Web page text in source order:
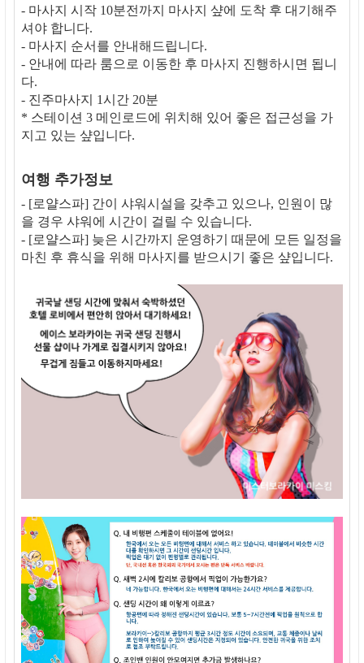
- 마사지 시작 10분전까지 마사지 샾에 도착 후 대기해주
셔야 합니다.
- 마사지 순서를 안내해드립니다.
- 안내에 따라 룸으로 이동한 후 마사지 진행하시면 됩니
다.
- 진주마사지 1시간 20분
* 스테이션 3 메인로드에 위치해 있어 좋은 접근성을 가
지고 있는 샾입니다.
여행 추가정보
- [로얄스파] 간이 샤워시설을 갖추고 있으나, 인원이 많
을 경우 샤워에 시간이 걸릴 수 있습니다.
- [로얄스파] 늦은 시간까지 운영하기 때문에 모든 일정을
마친 후 휴식을 위해 마사지를 받으시기 좋은 샾입니다.